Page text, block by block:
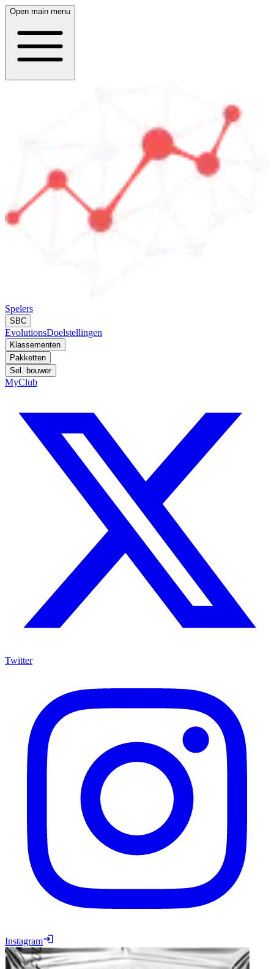
Open main menu
Spelers
SBC
EvolutionsDoelstellingen
Klassementen
Pakketten
Sel. bouwer
MyClub
Twitter
Instagram